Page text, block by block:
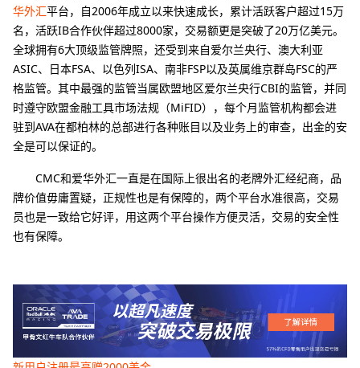
华外汇平台，自2006年成立以来快速成长，累计活跃客户超过15万
名，活跃IB合作伙伴超过8000家，交易额更是突破了20万亿美元。
全球拥有6大顶级监管牌照，还受到来自爱尔兰央行、澳大利亚
ASIC、日本FSA、以色列ISA、南非FSP以及英属维京群岛FSC的严
格监管。其中最强的监管当属欧盟地区爱尔兰央行CBI的监管，并同
时遵守欧盟金融工具市场法规（MiFID），每个月监管机构都会进
驻到AVA在都柏林的总部进行各种账目以及业务上的审查，出金的安
全是可以保证的。
CMC和爱华外汇一直是在国际上很出名的老牌外汇经纪商，品
牌价值毋庸置疑，正规性也是有保障的，两个平台水准很高，交易
员也是一致给它好评，用这两个平台操作方便灵活，交易的安全性
也有保障。